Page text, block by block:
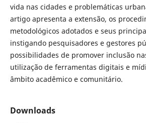
vida nas cidades e problemáticas
artigo apresenta a extensão, os
metodológicos adotados e seus
instigando pesquisadores e gestores
possibilidades de promover inclusão
utilização de ferramentas digitais e
âmbito acadêmico e comunitário.
Downloads